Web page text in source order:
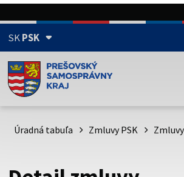
SKPSK
Doména psk.sk je oficiálna
Toto je oficiálna webová stránka
psk.sk.
Úradná tabuľa Zmluvy PSK Zmluvy